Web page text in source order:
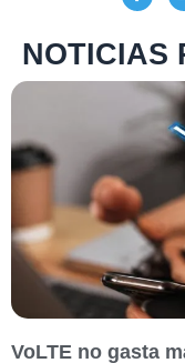
NOTICIAS
VoLTE no gasta